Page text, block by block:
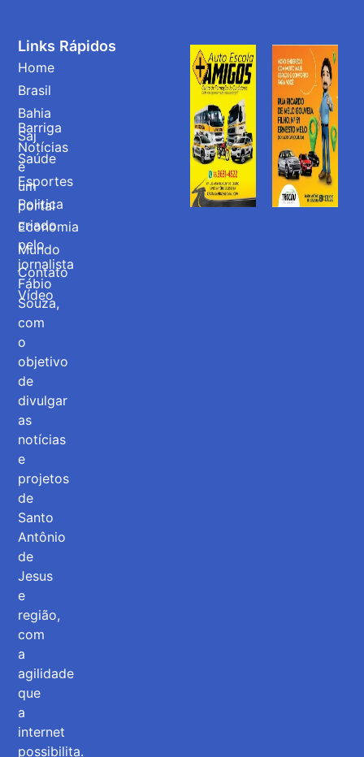
Barriga
Notícias
é
um
portal
criado
pelo
jornalista
Fábio
Souza,
com
o
objetivo
de
divulgar
as
notícias
e
projetos
de
Santo
Antônio
de
Jesus
e
região,
com
a
agilidade
que
a
internet
possibilita.
Links Rápidos
Home
Brasil
Bahia
Saj
Saúde
Esportes
Politica
Economia
Mundo
Contato
Vídeo